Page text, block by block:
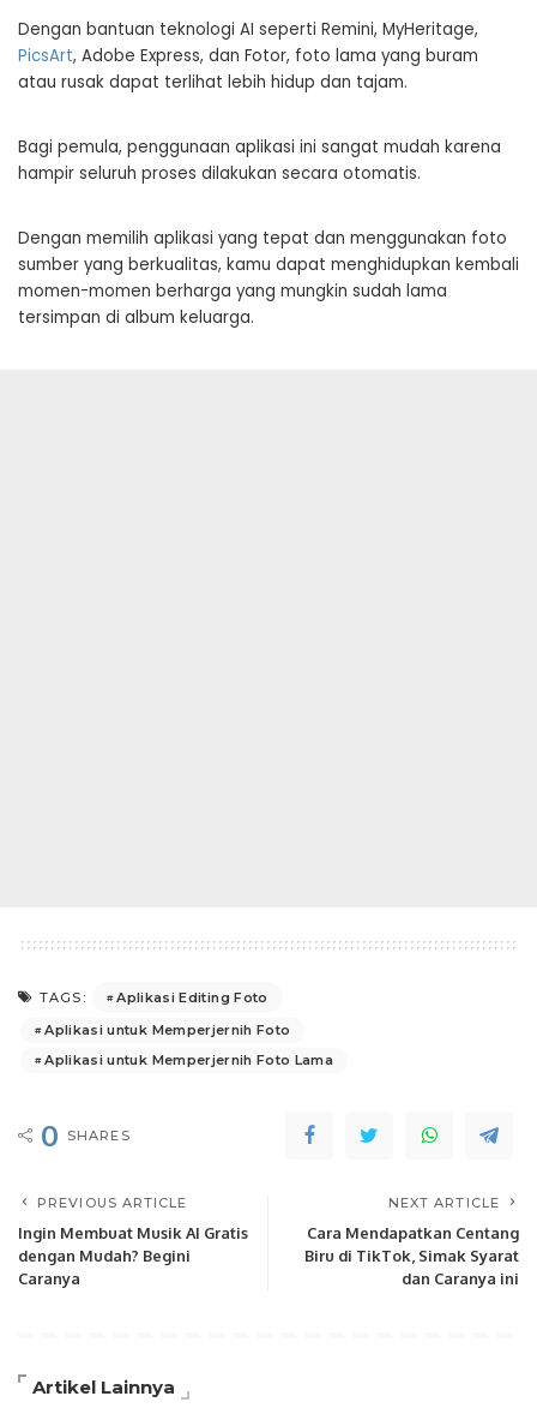
Dengan bantuan teknologi AI seperti Remini, MyHeritage,
PicsArt, Adobe Express, dan Fotor, foto lama yang buram
atau rusak dapat terlihat lebih hidup dan tajam.
Bagi pemula, penggunaan aplikasi ini sangat mudah karena
hampir seluruh proses dilakukan secara otomatis.
Dengan memilih aplikasi yang tepat dan menggunakan foto
sumber yang berkualitas, kamu dapat menghidupkan kembali
momen-momen berharga yang mungkin sudah lama
tersimpan di album keluarga.
TAGS:
Aplikasi Editing Foto
Aplikasi untuk Memperjernih Foto
Aplikasi untuk Memperjernih Foto Lama
0 SHARES
PREVIOUS ARTICLE
Ingin Membuat Musik AI Gratis
dengan Mudah? Begini
Caranya
NEXT ARTICLE
Cara Mendapatkan Centang
Biru di TikTok, Simak Syarat
dan Caranya ini
Artikel Lainnya